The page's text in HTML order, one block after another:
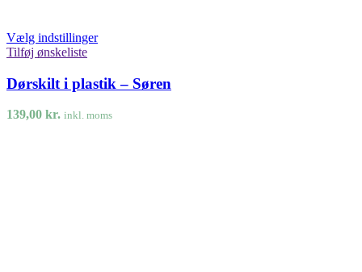
Vælg indstillinger
Tilføj ønskeliste
Dørskilt i plastik – Søren
139,00 kr. inkl. moms